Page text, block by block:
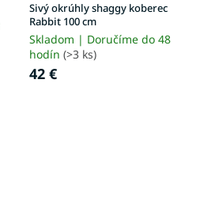
Sivý okrúhly shaggy koberec
Rabbit 100 cm
Skladom | Doručíme do 48
hodín (>3 ks)
42 €